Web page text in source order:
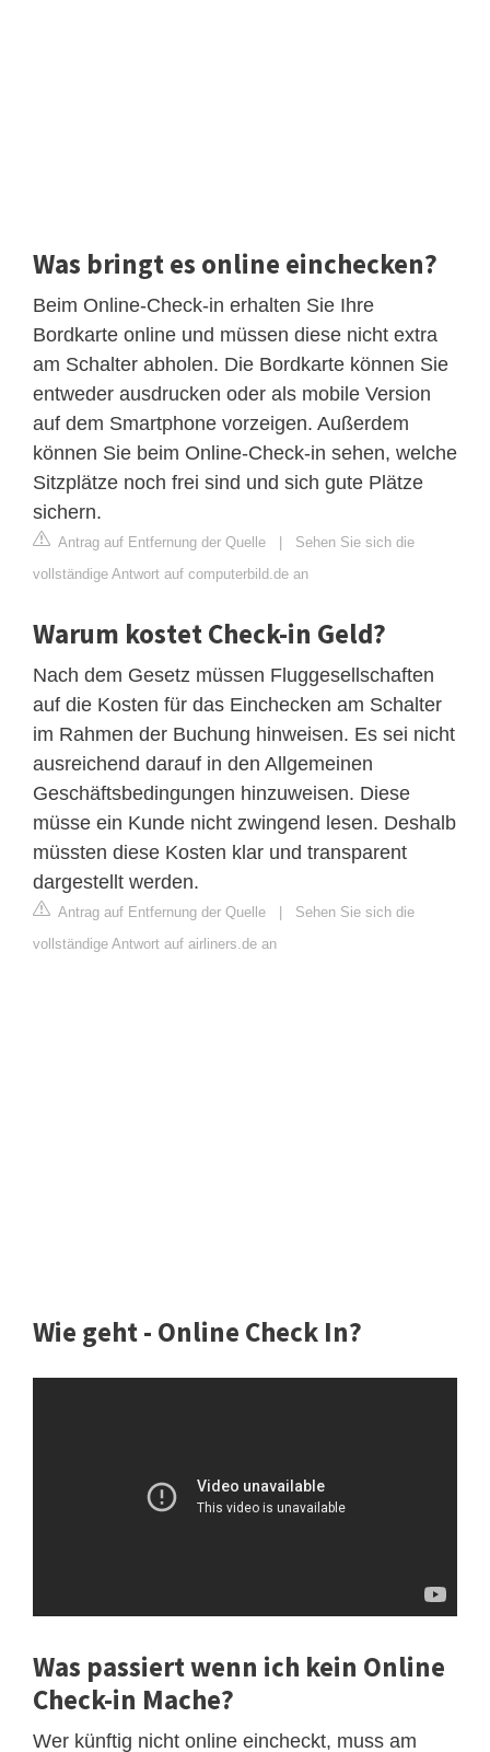
Was bringt es online einchecken?
Beim Online-Check-in erhalten Sie Ihre
Bordkarte online und müssen diese nicht extra
am Schalter abholen. Die Bordkarte können Sie
entweder ausdrucken oder als mobile Version
auf dem Smartphone vorzeigen. Außerdem
können Sie beim Online-Check-in sehen, welche
Sitzplätze noch frei sind und sich gute Plätze
sichern.
Antrag auf Entfernung der Quelle
Sehen Sie sich die
vollständige Antwort auf computerbild.de an
Warum kostet Check-in Geld?
Nach dem Gesetz müssen Fluggesellschaften
auf die Kosten für das Einchecken am Schalter
im Rahmen der Buchung hinweisen. Es sei nicht
ausreichend darauf in den Allgemeinen
Geschäftsbedingungen hinzuweisen. Diese
müsse ein Kunde nicht zwingend lesen. Deshalb
müssten diese Kosten klar und transparent
dargestellt werden.
Antrag auf Entfernung der Quelle
Sehen Sie sich die
vollständige Antwort auf airliners.de an
Wie geht - Online Check In?
Was passiert wenn ich kein Online
Check-in Mache?
Wer künftig nicht online eincheckt, muss am